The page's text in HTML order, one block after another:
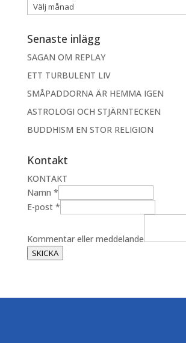
Senaste inlägg
SAGAN OM REPLAY
ETT TURBULENT LIV
SMÅPADDORNA ÄR HEMMA IGEN
ASTROLOGI OCH STJÄRNTECKEN
BUDDHISM EN STOR RELIGION
Kontakt
KONTAKT
m
e
d
e
l
Namn *
E-post *
Kommentar eller meddelande
SKICKA